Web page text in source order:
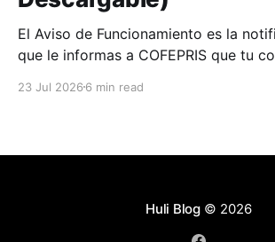
El Aviso de Funcionamiento es la
que le informas a COFEPRIS que tu
23 Jul 2026 6 min read
Huli Blog© 2026